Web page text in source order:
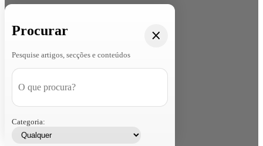
Procurar
Pesquise artigos, secções e conteúdos
Categoria: